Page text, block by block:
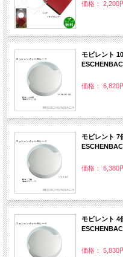
価格： 2,200
モビレント
価格： 6,820
モビレント 7
価格： 6,380
モビレント 4
価格： 5,830